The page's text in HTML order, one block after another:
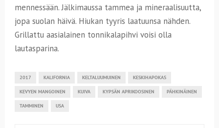
mennessään. Jälkimaussa tammea ja mineraalisuutta,
jopa suolan häivä. Hiukan tyyris laatuunsa nähden.
Grillattu aasialainen tonnikalapihvi voisi olla
lautasparina.
2017 KALIFORNIA KELTALUUMUINEN KESKIHAPOKAS
KEVYEN MANGOINEN KUIVA KYPSÄN APRIKOOSINEN PÄHKINÄINEN
TAMMINEN USA